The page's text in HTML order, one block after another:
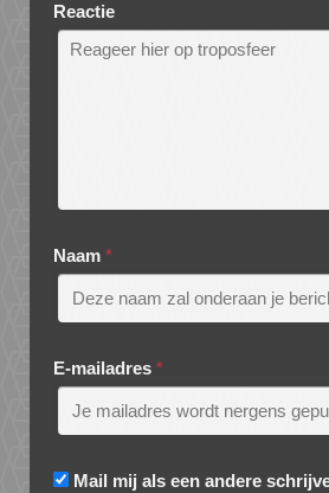
Reactie
Naam *
E-mailadres *
Mail mij als een andere